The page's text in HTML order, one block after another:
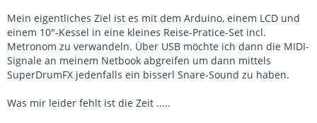
Mein eigentliches Ziel ist es mit dem Arduino, einem LCD und
einem 10"-Kessel in eine kleines Reise-Pratice-Set incl.
Metronom zu verwandeln. Über USB möchte ich dann die MIDI-
Signale an meinem Netbook abgreifen um dann mittels
SuperDrumFX jedenfalls ein bisserl Snare-Sound zu haben.
Was mir leider fehlt ist die Zeit .....